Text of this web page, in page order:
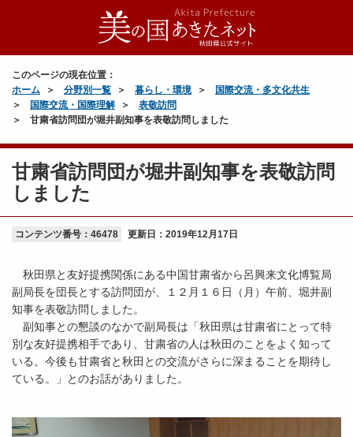
このページの現在位置：
ホーム
分野別一覧 暮らし・環境
国際交流・多文化共生
国際交流・国際理解
表敬訪問
甘粛省訪問団が堀井副知事を表敬訪問しました
甘粛省訪問団が堀井副知事を表敬訪問
しました
コンテンツ番号：46478 更新日： 2019年12月17日
秋田県と友好提携関係にある中国甘粛省から呂興来文化博覧局
副局長を団長とする訪問団が、１２月１６日（月）午前、堀井副
知事を表敬訪問しました。
副知事との懇談のなかで副局長は「秋田県は甘粛省にとって特
別な友好提携相手であり、甘粛省の人は秋田のことをよく知って
いる。今後も甘粛省と秋田との交流がさらに深まることを期待し
ている。」とのお話がありました。